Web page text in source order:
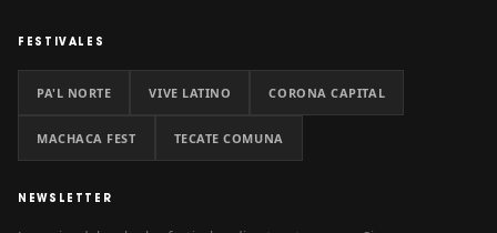
FESTIVALES
PA'L NORTE VIVE LATINO CORONA CAPITAL
MACHACA FEST TECATE COMUNA
NEWSLETTER